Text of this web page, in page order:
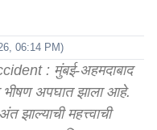
06:14 PM)
: मुंबई-अहमदाबाद
भीषण अपघात झाला आहे.
झाल्याची महत्त्वाची